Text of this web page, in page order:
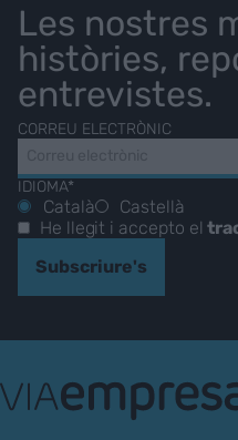
Les nostres
històries,
entrevistes.
CORREU ELECTRÒNIC
IDIOMA*
Català
Castellà
He llegit i accepto el
Subscriure's